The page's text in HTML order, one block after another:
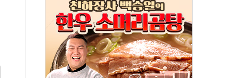
·기자회견·주요 정당 - 8월 7일
통항 제한 추진…美 "통행 막을 권한 없어"
대부분 상승… "2분기 기업 순이익 21% 증가" 전망
으로 나토 회원국 공격 검토… 거짓 깃발 작전"